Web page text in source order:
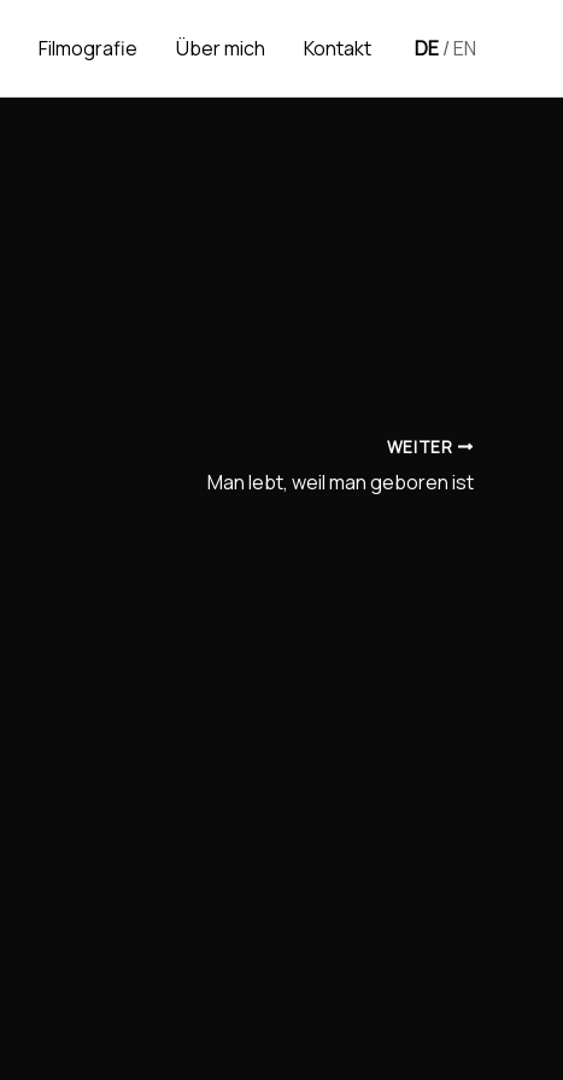
Filmografie Über mich Kontakt DE/EN
WEITER
Man lebt, weil man geboren ist